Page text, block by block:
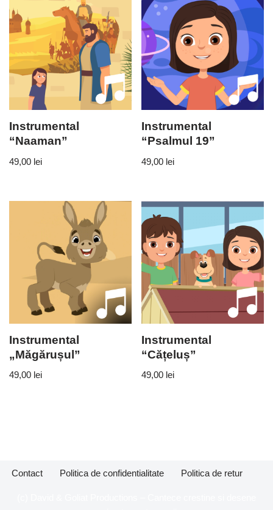
Instrumental
“Naaman”
49,00 lei
Instrumental
“Psalmul 19”
49,00 lei
Instrumental
„Măgărușul”
49,00 lei
Instrumental
“Cățeluș”
49,00 lei
Contact Politica de confidentialitate Politica de retur